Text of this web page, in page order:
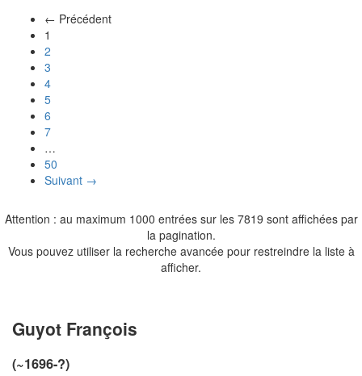
← Précédent
1
2
3
4
5
6
7
…
50
Suivant →
Attention : au maximum 1000 entrées sur les 7819 sont affichées par
la pagination.
Vous pouvez utiliser la recherche avancée pour restreindre la liste à
afficher.
Guyot François
(~1696-?)